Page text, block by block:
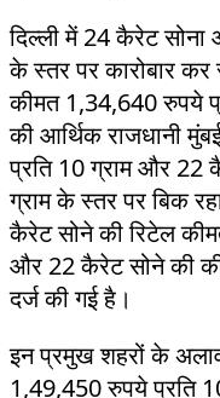
दिल्ली में 24 कैरेट
के स्तर पर कारोबार
कीमत 1,34,640 रुपये
की आर्थिक राजधानी
प्रति 10 ग्राम और 22
ग्राम के स्तर पर बिक
कैरेट सोने की रिटेल
और 22 कैरेट सोने की
दर्ज की गई है।
इन प्रमुख शहरों के
1,49,450 रुपये प्रति